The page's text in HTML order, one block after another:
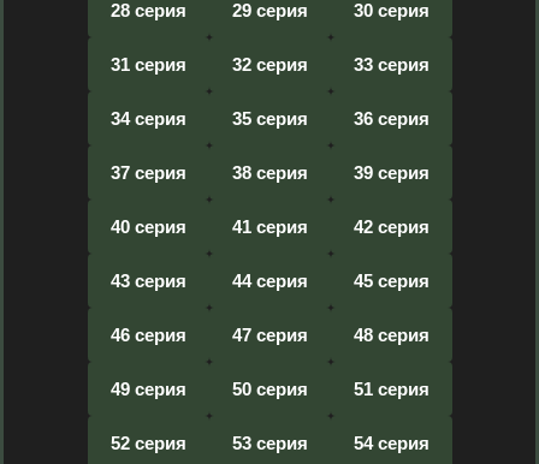
28 серия 29 серия 30 серия
31 серия 32 серия 33 серия
34 серия 35 серия 36 серия
37 серия 38 серия 39 серия
40 серия 41 серия 42 серия
43 серия 44 серия 45 серия
46 серия 47 серия 48 серия
49 серия 50 серия 51 серия
52 серия 53 серия 54 серия